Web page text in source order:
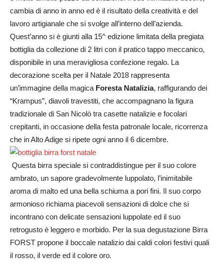
cambia di anno in anno ed è il risultato della creatività e del
lavoro artigianale che si svolge all’interno dell’azienda.
Quest’anno si è giunti alla 15^ edizione limitata della pregiata
bottiglia da collezione di 2 litri con il pratico tappo meccanico,
disponibile in una meravigliosa confezione regalo. La
decorazione scelta per il Natale 2018 rappresenta
un’immagine della magica Foresta Natalizia, raffigurando dei
“Krampus”, diavoli travestiti, che accompagnano la figura
tradizionale di San Nicolò tra casette natalizie e focolari
crepitanti, in occasione della festa patronale locale, ricorrenza
che in Alto Adige si ripete ogni anno il 6 dicembre.
Questa birra speciale si contraddistingue per il suo colore
ambrato, un sapore gradevolmente luppolato, l’inimitabile
aroma di malto ed una bella schiuma a pori fini. Il suo corpo
armonioso richiama piacevoli sensazioni di dolce che si
incontrano con delicate sensazioni luppolate ed il suo
retrogusto è leggero e morbido. Per la sua degustazione Birra
FORST propone il boccale natalizio dai caldi colori festivi quali
il rosso, il verde ed il colore oro.